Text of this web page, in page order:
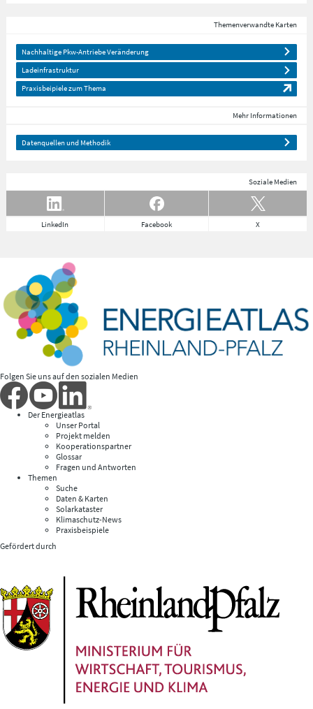
Themenverwandte Karten
Nachhaltige Pkw-Antriebe Veränderung
Ladeinfrastruktur
Praxisbeipiele zum Thema
Mehr Informationen
Datenquellen und Methodik
Soziale Medien
LinkedIn Facebook X
Folgen Sie uns auf den sozialen Medien
Der Energieatlas
Unser Portal
Projekt melden
Kooperationspartner
Glossar
Fragen und Antworten
Themen
Suche
Daten & Karten
Solarkataster
Klimaschutz-News
Praxisbeispiele
Gefördert durch